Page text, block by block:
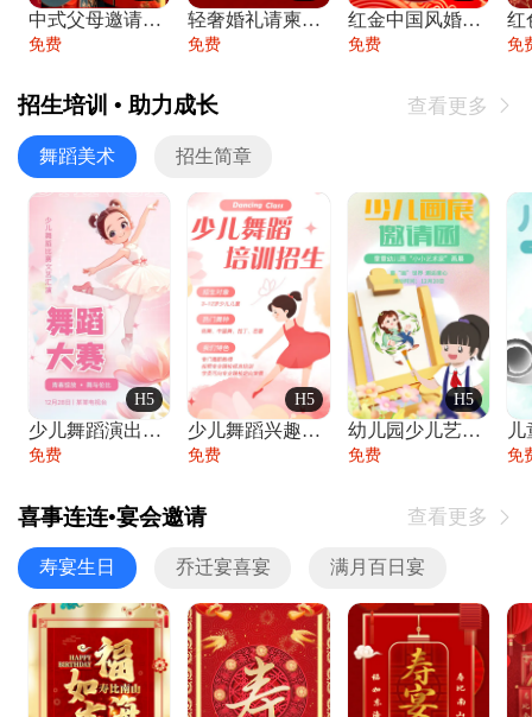
中式父母邀请函婚礼结婚请柬请贴父母邀请方
免费
轻奢婚礼请柬婚礼邀请函结婚照请帖
免费
红金中国风婚礼请柬出阁喜宴嫁女请帖出阁宴
免费 免
招生培训 • 助力成长 查看更多 
舞蹈美术 招生简章
H5
少儿舞蹈演出舞蹈比赛跳舞大赛文艺汇演活动
免费
H5
少儿舞蹈兴趣班艺术培训学校招生宣传
免费
H5
幼儿园少儿艺术展览绘画展摄影作品展美术展
免费 免
喜事连连•宴会邀请 查看更多 
寿宴生日 乔迁宴喜宴 满月百日宴